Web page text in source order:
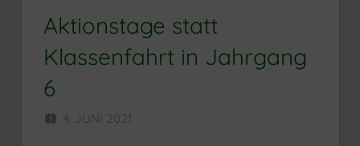
Aktionstage statt
Klassenfahrt in Jahrgang
6
4. JUNI 2021